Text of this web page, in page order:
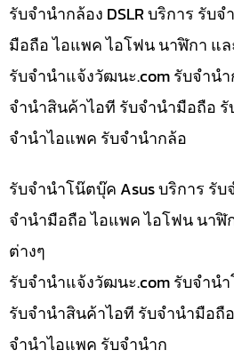
รับจำนำกล้อง DSLR บริการ รับ
มือถือ ไอแพค ไอโฟน นาฬิกา แ
รับจํานําแจ้งวัฒนะ.com รับจำนำ
จำนำสินค้าไอที รับจำนำมือถือ
จำนำไอแพค รับจำนำกล้อ
รับจำนำโน๊ตบุ๊ค Asus บริการ รั
จำนำมือถือ ไอแพค ไอโฟน นาฬิ
ต่างๆ
รับจํานําแจ้งวัฒนะ.com รับจำน
รับจำนำสินค้าไอที รับจำนำมือถื
จำนำไอแพค รับจำนำก